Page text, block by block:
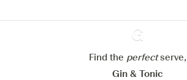
Ginventory
Find the perfectserve,
Gin & Tonic
Mijn cookie-instellingen aanpassen